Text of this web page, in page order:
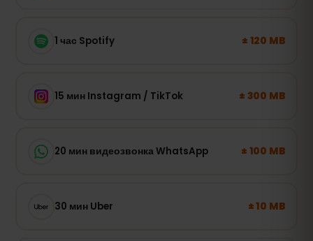
1 час Spotify ± 120 MB
15 мин Instagram / TikTok ± 300 MB
20 мин видеозвонка WhatsApp ± 100 MB
30 мин Uber ± 10 MB